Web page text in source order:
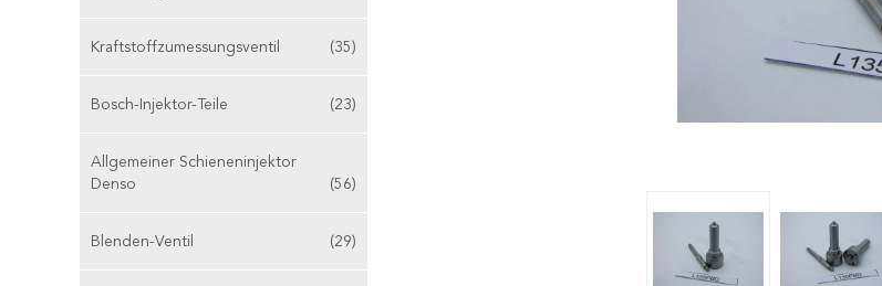
Kraftstoffzumessungsventil (35)
Bosch-Injektor-Teile (23)
Allgemeiner Schieneninjektor
Denso
(56)
Blenden-Ventil (29)